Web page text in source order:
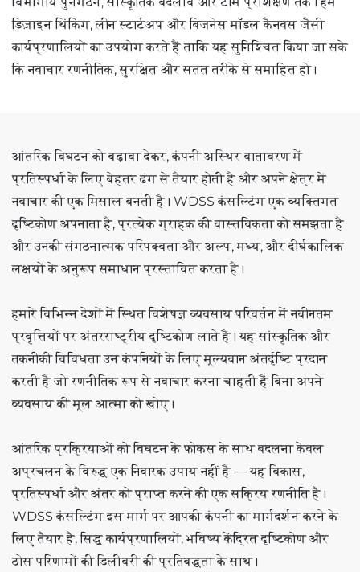
डिज़ाइन थिंकिंग, लीन स्टार्टअप और बिजनेस मॉडल कैनवस जैसी
कार्यप्रणालियों का उपयोग करते हैं ताकि यह सुनिश्चित किया जा सके
कि नवाचार रणनीतिक, सुरक्षित और सतत तरीके से समाहित हो।
आंतरिक विघटन को बढ़ावा देकर, कंपनी अस्थिर वातावरण में
प्रतिस्पर्धा के लिए बेहतर ढंग से तैयार होती है और अपने क्षेत्र में
नवाचार की एक मिसाल बनती है। WDSS कंसल्टिंग एक व्यक्तिगत
दृष्टिकोण अपनाता है, प्रत्येक ग्राहक की वास्तविकता को समझता है
और उनकी संगठनात्मक परिपक्वता और अल्प, मध्य, और दीर्घकालिक
लक्ष्यों के अनुरूप समाधान प्रस्तावित करता है।
हमारे विभिन्न देशों में स्थित विशेषज्ञ व्यवसाय परिवर्तन में नवीनतम
प्रवृत्तियों पर अंतरराष्ट्रीय दृष्टिकोण लाते हैं। यह सांस्कृतिक और
तकनीकी विविधता उन कंपनियों के लिए मूल्यवान अंतर्दृष्टि प्रदान
करती है जो रणनीतिक रूप से नवाचार करना चाहती हैं बिना अपने
व्यवसाय की मूल आत्मा को खोए।
आंतरिक प्रक्रियाओं को विघटन के फोकस के साथ बदलना केवल
अप्रचलन के विरुद्ध एक निवारक उपाय नहीं है — यह विकास,
प्रतिस्पर्धा और अंतर को प्राप्त करने की एक सक्रिय रणनीति है।
WDSS कंसल्टिंग इस मार्ग पर आपकी कंपनी का मार्गदर्शन करने के
लिए तैयार है, सिद्ध कार्यप्रणालियों, भविष्य केंद्रित दृष्टिकोण और
ठोस परिणामों की डिलीवरी की प्रतिबद्धता के साथ।